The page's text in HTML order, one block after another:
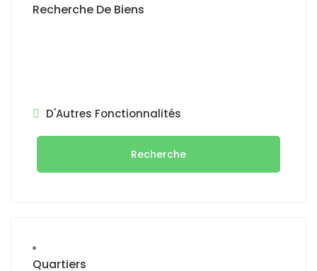
Recherche De Biens
D'Autres Fonctionnalités
Recherche
Quartiers